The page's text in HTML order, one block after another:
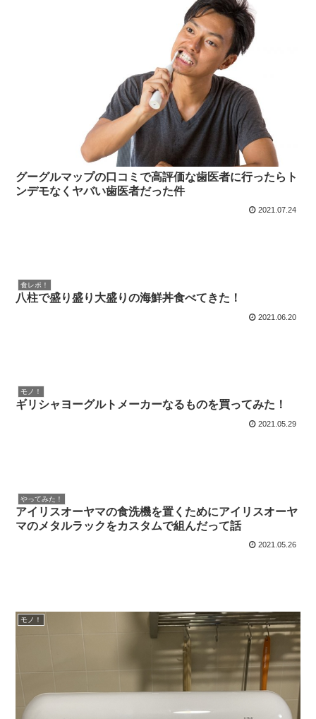
グーグルマップの口コミで高評価な歯医者に行ったらト
ンデモなくヤバい歯医者だった件
2021.07.24
食レポ！
八柱で盛り盛り大盛りの海鮮丼食べてきた！
2021.06.20
モノ！
ギリシャヨーグルトメーカーなるものを買ってみた！
2021.05.29
やってみた！
アイリスオーヤマの食洗機を置くためにアイリスオーヤ
マのメタルラックをカスタムで組んだって話
2021.05.26
モノ！